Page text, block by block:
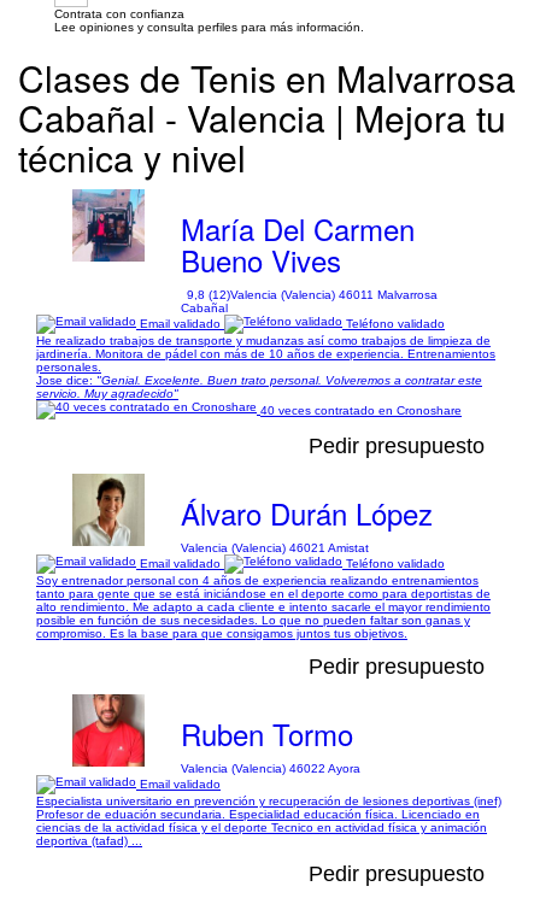
Contrata con confianza
Lee opiniones y consulta perfiles para más información.
Clases de Tenis en Malvarrosa
Cabañal - Valencia | Mejora tu
técnica y nivel
María Del Carmen
Bueno Vives
9,8 (12)Valencia (Valencia) 46011 Malvarrosa
Cabañal
Email validado
Teléfono validado
He realizado trabajos de transporte y mudanzas así como trabajos de limpieza de
jardinería. Monitora de pádel con más de 10 años de experiencia. Entrenamientos
personales.
Jose dice: "Genial. Excelente. Buen trato personal. Volveremos a contratar este
servicio. Muy agradecido"
40 veces contratado en Cronoshare
Pedir presupuesto
Álvaro Durán López
Valencia (Valencia) 46021 Amistat
Email validado
Teléfono validado
Soy entrenador personal con 4 años de experiencia realizando entrenamientos
tanto para gente que se está iniciándose en el deporte como para deportistas de
alto rendimiento. Me adapto a cada cliente e intento sacarle el mayor rendimiento
posible en función de sus necesidades. Lo que no pueden faltar son ganas y
compromiso. Es la base para que consigamos juntos tus objetivos.
Pedir presupuesto
Ruben Tormo
Valencia (Valencia) 46022 Ayora
Email validado
Especialista universitario en prevención y recuperación de lesiones deportivas (inef)
Profesor de eduación secundaria. Especialidad educación física. Licenciado en
ciencias de la actividad física y el deporte Tecnico en actividad física y animación
deportiva (tafad) ...
Pedir presupuesto